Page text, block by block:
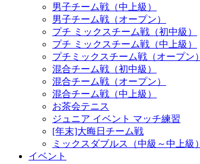
男子チーム戦（中上級）
男子チーム戦（オープン）
プチ ミックスチーム戦（初中級）
プチ ミックスチーム戦（中上級）
プチミックスチーム戦（オープン）
混合チーム戦（初中級）
混合チーム戦（オープン）
混合チーム戦（中上級）
お茶会テニス
ジュニア イベント マッチ練習
[年末]大晦日チーム戦
ミックスダブルス（中級～中上級）
イベント